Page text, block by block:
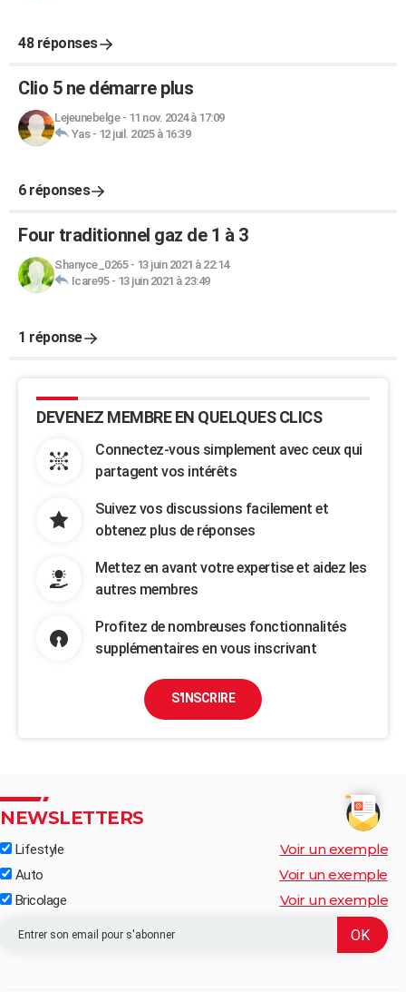
48 réponses
Clio 5 ne démarre plus
Lejeunebelge- 11 nov. 2024 à 17:09
Yas- 12 juil. 2025 à 16:39
6 réponses
Four traditionnel gaz de 1 à 3
Shanyce_0265- 13 juin 2021 à 22:14
Icare95- 13 juin 2021 à 23:49
1 réponse
DEVENEZ MEMBRE EN QUELQUES CLICS
Connectez-vous simplement avec ceux qui
partagent vos intérêts
Suivez vos discussions facilement et
obtenez plus de réponses
Mettez en avant votre expertise et aidez les
autres membres
Profitez de nombreuses fonctionnalités
supplémentaires en vous inscrivant
S'INSCRIRE
NEWSLETTERS
Lifestyle Voir un exemple
Auto Voir un exemple
Bricolage Voir un exemple